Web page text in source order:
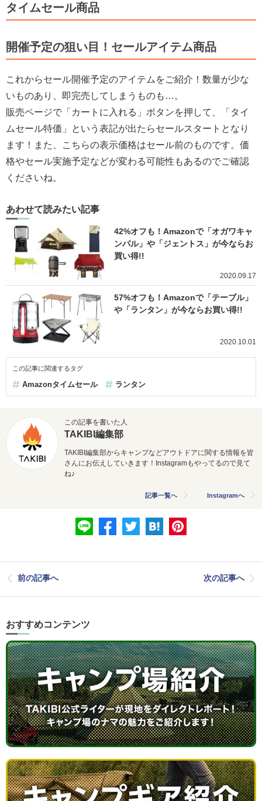
タイムセール商品
開催予定の狙い目！セールアイテム商品
これからセール開催予定のアイテムをご紹介！数量が少な
いものあり、即完売してしまうものも…。
販売ページで「カートに入れる」ボタンを押して、「タイ
ムセール特価」という表記が出たらセールスタートとなり
ます！また、こちらの表示価格はセール前のものです。価
格やセール実施予定などが変わる可能性もあるのでご確認
くださいね。
あわせて読みたい記事
42%オフも！Amazonで「オガワキャ
ンパル」や「ジェントス」が今ならお
買い得!!
2020.09.17
57%オフも！Amazonで「テーブル」
や「ランタン」が今ならお買い得!!
2020.10.01
この記事に関連するタグ
Amazonタイムセール ランタン
この記事を書いた人
TAKIBI編集部
TAKIBI編集部からキャンプなどアウトドアに関する情報を皆
さんにお伝えしていきます！Instagramもやってるので見て
ね♪
記事一覧へ Instagramへ
前の記事へ 次の記事へ
おすすめコンテンツ